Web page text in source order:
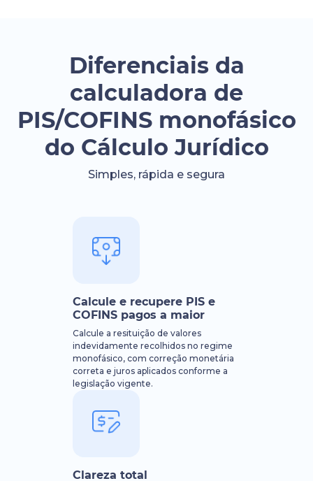
Diferenciais da
calculadora de
PIS/COFINS monofásico
do Cálculo Jurídico
Simples, rápida e segura
Calcule e recupere PIS e
COFINS pagos a maior
Calcule a resituição de valores
indevidamente recolhidos no regime
monofásico, com correção monetária
correta e juros aplicados conforme a
legislação vigente.
Clareza total